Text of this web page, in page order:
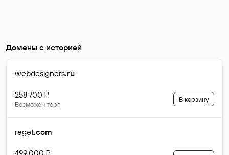
Домены с историей
webdesigners.ru
258 700 ₽
Возможен торг
В корзину
reget.com